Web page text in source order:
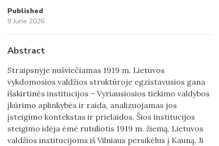
Published
8 June 2026
Abstract
Straipsnyje nušviečiamas 1919 m. Lietuvos
vykdomosios valdžios struktūroje egzistavusios gana
išskirtinės institucijos – Vyriausiosios tiekimo valdybos
įkūrimo aplinkybės ir raida, analizuojamas jos
įsteigimo kontekstas ir prielaidos. Šios institucijos
steigimo idėja ėmė rutuliotis 1919 m. žiemą, Lietuvos
valdžios institucijoms iš Vilniaus persikėlus į Kauną. Ji